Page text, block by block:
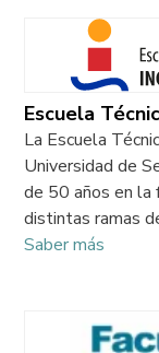
Escuela
La Escuela
Universidad de
de 50 años en la
distintas ramas
Saber más